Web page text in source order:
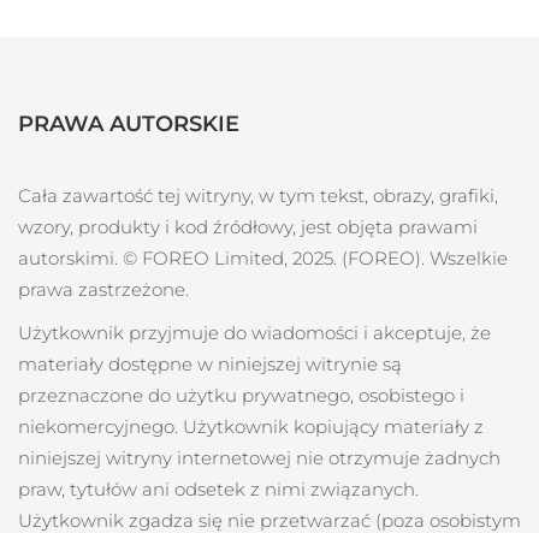
PRAWA AUTORSKIE
Cała zawartość tej witryny, w tym tekst, obrazy, grafiki,
wzory, produkty i kod źródłowy, jest objęta prawami
autorskimi. © FOREO Limited, 2025. (FOREO). Wszelkie
prawa zastrzeżone.
Użytkownik przyjmuje do wiadomości i akceptuje, że
materiały dostępne w niniejszej witrynie są
przeznaczone do użytku prywatnego, osobistego i
niekomercyjnego. Użytkownik kopiujący materiały z
niniejszej witryny internetowej nie otrzymuje żadnych
praw, tytułów ani odsetek z nimi związanych.
Użytkownik zgadza się nie przetwarzać (poza osobistym